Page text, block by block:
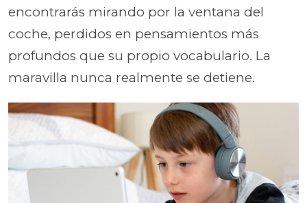
encontrarás mirando por la ventana del
coche, perdidos en pensamientos más
profundos que su propio vocabulario. La
maravilla nunca realmente se detiene.